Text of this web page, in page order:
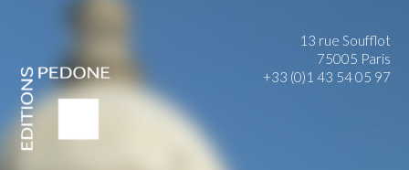
13 rue Soufflot
75005 Paris
+33 (0)1 43 54 05 97